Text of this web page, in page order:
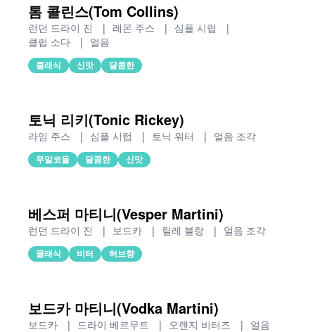
톰 콜린스(Tom Collins)
런던 드라이 진 | 레몬 주스 | 심플 시럽
|
클럽 소다
| 얼음
클래식 신맛 달콤한
토닉 리키(Tonic Rickey)
라임 주스 | 심플 시럽 | 토닉 워터 | 얼음 조각
무알코올 달콤한 신맛
베스퍼 마티니(Vesper Martini)
런던 드라이 진 | 보드카 | 릴레 블랑 | 얼음 조각
클래식 비터 허브향
보드카 마티니(Vodka Martini)
보드카 | 드라이 베르무트 | 오렌지 비터즈 | 얼음